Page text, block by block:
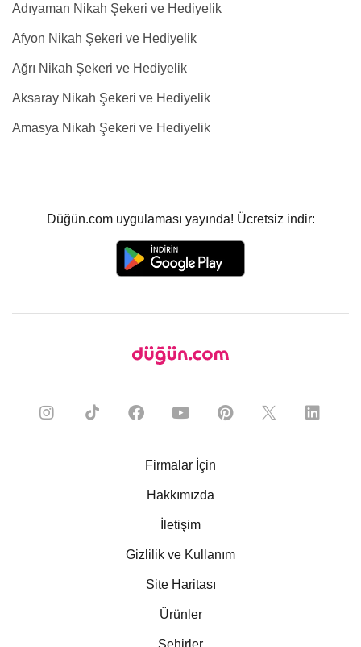
Adıyaman Nikah Şekeri ve Hediyelik
Afyon Nikah Şekeri ve Hediyelik
Ağrı Nikah Şekeri ve Hediyelik
Aksaray Nikah Şekeri ve Hediyelik
Amasya Nikah Şekeri ve Hediyelik
Düğün.com uygulaması yayında! Ücretsiz indir:
Firmalar İçin
Hakkımızda
İletişim
Gizlilik ve Kullanım
Site Haritası
Ürünler